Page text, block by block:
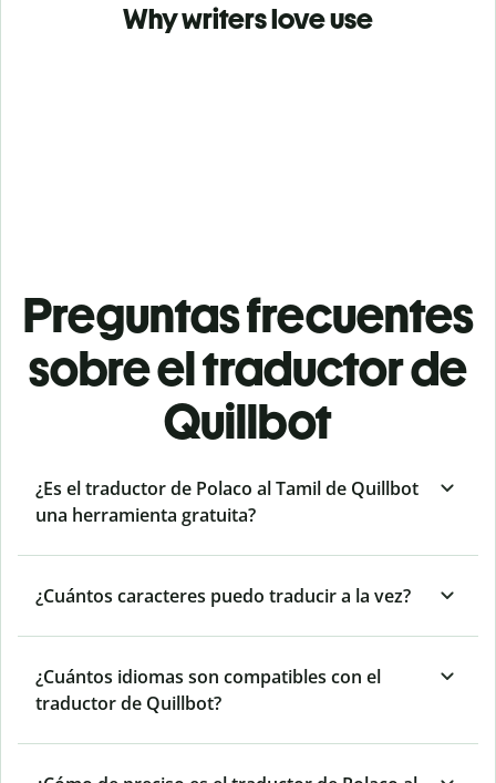
Why writers love use
Preguntas frecuentes
sobre el traductor de
Quillbot
¿Es el traductor de Polaco al Tamil de Quillbot
una herramienta gratuita?
¿Cuántos caracteres puedo traducir a la vez?
¿Cuántos idiomas son compatibles con el
traductor de Quillbot?